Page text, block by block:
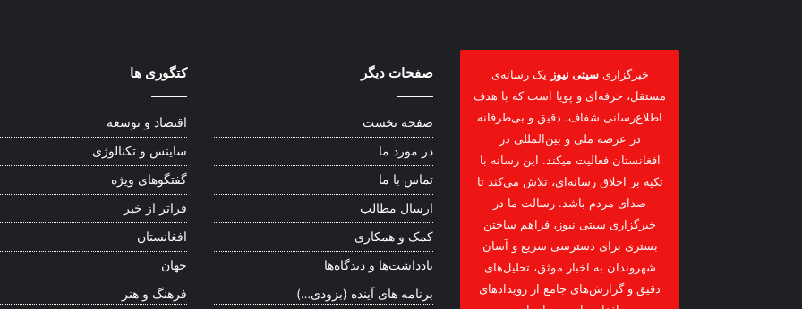
خبرگزاریسیتی نیوز یک رسانه‌ی
مستقل، حرفه‌ای و پویا است که با هدف
اطلاع‌رسانی شفاف، دقیق و بی‌طرفانه
در عرصه ملی و بین‌المللی در
افغانستان فعالیت میکند. این رسانه با
تکیه بر اخلاق رسانه‌ای، تلاش می‌کند تا
صدای مردم باشد. رسالت ما در
خبرگزاری سیتی نیوز، فراهم ساختن
بستری برای دسترسی سریع و آسان
شهروندان به اخبار موثق، تحلیل‌های
دقیق و گزارش‌های جامع از رویدادهای
صفحات دیگر
صفحه نخست
در مورد ما
تماس با ما
ارسال مطالب
کمک و همکاری
یادداشت‌ها و دیدگاه‌ها
برنامه های آینده (بزودی…)
کتگوری ها
اقتصاد و توسعه
ساینس و تکنالوژی
گفتگوهای ویژه
فراتر از خبر
افغانستان
جهان
فرهنگ و هنر